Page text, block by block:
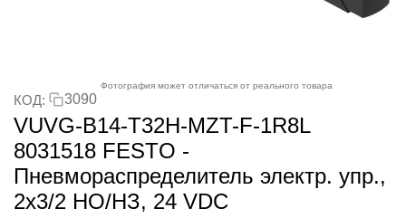
Фотография может отличаться от реального товара
КОД: 3090
VUVG-B14-T32H-MZT-F-1R8L
8031518 FESTO -
Пневмораспределитель электр. упр.,
2x3/2 НO/НЗ, 24 VDC